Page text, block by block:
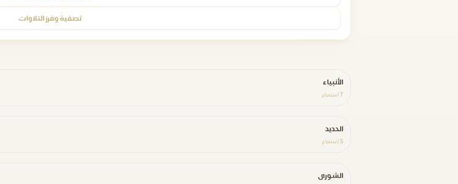
تصفية وفرز التلاوات
الأنبياء
7 استماع
الحديد
5 استماع
الشورى